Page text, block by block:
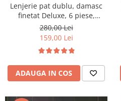
Lenjerie pat dublu, damasc
finetat Deluxe, 6 piese,
cearceaf pat cu elastic, Roz
Deschis
280,00 Lei
159,00 Lei
ADAUGA IN COS